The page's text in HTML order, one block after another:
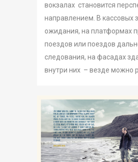
вокзалах становится
направлением. В кассовых
ожидания, на платформах
поездов или поездов
следования, на фасадах
внутри них – везде можно